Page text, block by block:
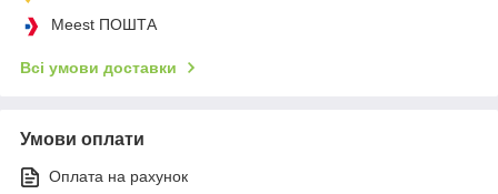
Meest ПОШТА
Всі умови доставки
Умови оплати
Оплата на рахунок